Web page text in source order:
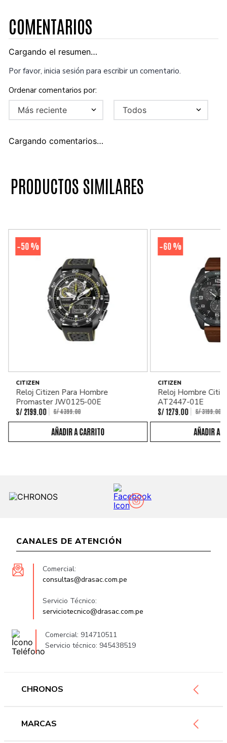
COMENTARIOS
Cargando el resumen…
Por favor, inicia sesión para escribir un comentario.
Más reciente Todos
Cargando comentarios…
PRODUCTOS SIMILARES
-50 %
CITIZEN
Reloj Citizen Para Hombre
Promaster JW0125-00E
S/ 2199. 00 S/4399.00
-60 %
CITIZEN
Reloj Hombre
AT2447-01E
S/ 1279 00 S/3199.00
CANALES DE ATENCIÓN
Comercial:
consultas@drasac.com.pe
Servicio Técnico:
serviciotecnico@drasac.com.pe
Comercial: 914710511
Servicio técnico: 945438519
CHRONOS
Hombre
MARCAS